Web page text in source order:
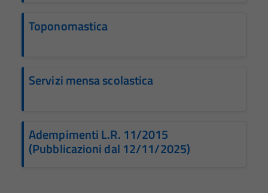
Toponomastica
Servizi mensa scolastica
Adempimenti L.R. 11/2015
(Pubblicazioni dal 12/11/2025)